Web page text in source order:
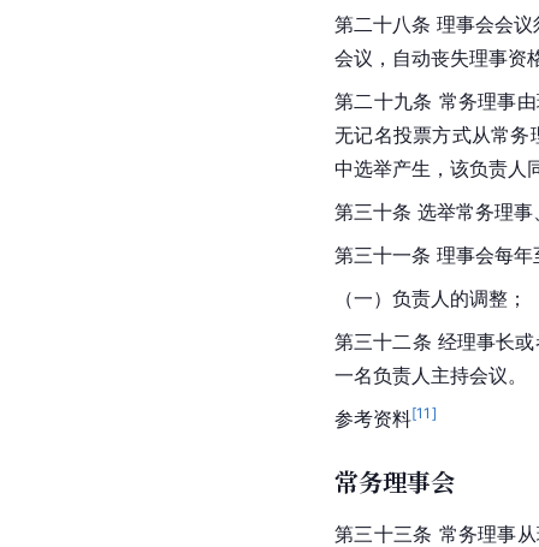
第二十八条 理事会会
会议，自动丧失理事资
第二十九条 常务理事
无记名投票方式从常
中选举产生，该负责人
第三十条 选举常务理
第三十一条 理事会每
（一）负责人的调整；
第三十二条 经理事长
一名负责人主持会议。
参考资料[11 ]
常务理事会
第三十三条 常务理事